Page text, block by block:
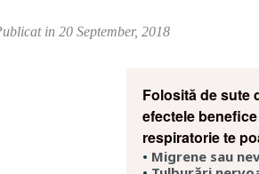
in 20 September, 2018
Folosită de sute
efectele
respiratorie te
Migrene sau